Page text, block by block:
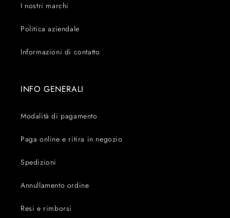
I nostri marchi
Politica aziendale
Informazioni di contatto
INFO GENERALI
Modalità di pagamento
Paga online e ritira in negozio
Spedizioni
Annullamento ordine
Resi e rimborsi